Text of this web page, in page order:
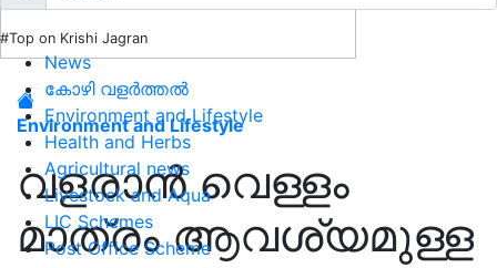
#Top on Krishi Jagran
News
കോഴി വളർത്തൽ
Environment and Lifestyle
Health and Herbs
Agricultural news
Livestock and Aqua
LIC Schemes
Post Office Scheme
Environment and Lifestyle
വളരാൻ വെള്ളം
മാത്രം ആവശ്യമുള്ള